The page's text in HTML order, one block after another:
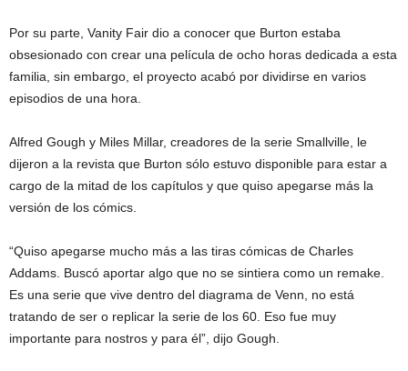
Por su parte, Vanity Fair dio a conocer que Burton estaba
obsesionado con crear una película de ocho horas dedicada a esta
familia, sin embargo, el proyecto acabó por dividirse en varios
episodios de una hora.
Alfred Gough y Miles Millar, creadores de la serie Smallville, le
dijeron a la revista que Burton sólo estuvo disponible para estar a
cargo de la mitad de los capítulos y que quiso apegarse más la
versión de los cómics.
“Quiso apegarse mucho más a las tiras cómicas de Charles
Addams. Buscó aportar algo que no se sintiera como un remake.
Es una serie que vive dentro del diagrama de Venn, no está
tratando de ser o replicar la serie de los 60. Eso fue muy
importante para nostros y para él”, dijo Gough.